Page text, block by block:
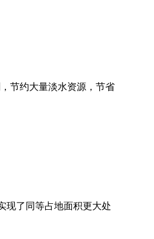
节约大量淡水资源，节省
现了同等占地面积更大处